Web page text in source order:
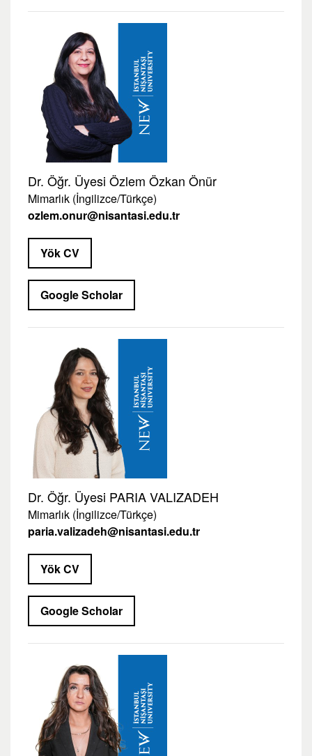
Dr. Öğr. Üyesi Özlem Özkan Önür
Mimarlık (İngilizce/Türkçe)
ozlem.onur@nisantasi.edu.tr
Yök CV
Google Scholar
Dr. Öğr. Üyesi PARIA VALIZADEH
Mimarlık (İngilizce/Türkçe)
paria.valizadeh@nisantasi.edu.tr
Yök CV
Google Scholar